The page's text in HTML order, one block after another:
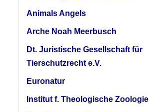
Animals Angels
Arche Noah Meerbusch
Dt. Juristische Gesellschaft für
Tierschutzrecht e.V.
Euronatur
Institut f. Theologische Zoologie